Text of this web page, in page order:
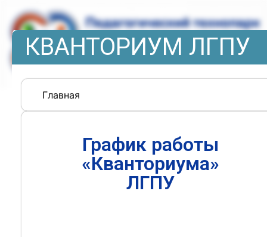
КВАНТОРИУМ ЛГПУ
Главная
График работы
«Кванториума»
ЛГПУ